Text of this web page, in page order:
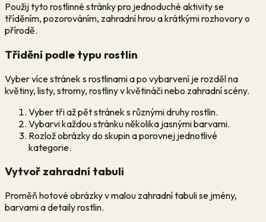
Použij tyto rostlinné stránky pro jednoduché aktivity se
tříděním, pozorováním, zahradní hrou a krátkými rozhovory o
přírodě.
Třídění podle typu rostlin
Vyber více stránek s rostlinami a po vybarvení je rozděl na
květiny, listy, stromy, rostliny v květináči nebo zahradní scény.
Vyber tři až pět stránek s různými druhy rostlin.
Vybarvi každou stránku několika jasnými barvami.
Rozlož obrázky do skupin a porovnej jednotlivé
kategorie.
Vytvoř zahradní tabuli
Proměň hotové obrázky v malou zahradní tabuli se jmény,
barvami a detaily rostlin.